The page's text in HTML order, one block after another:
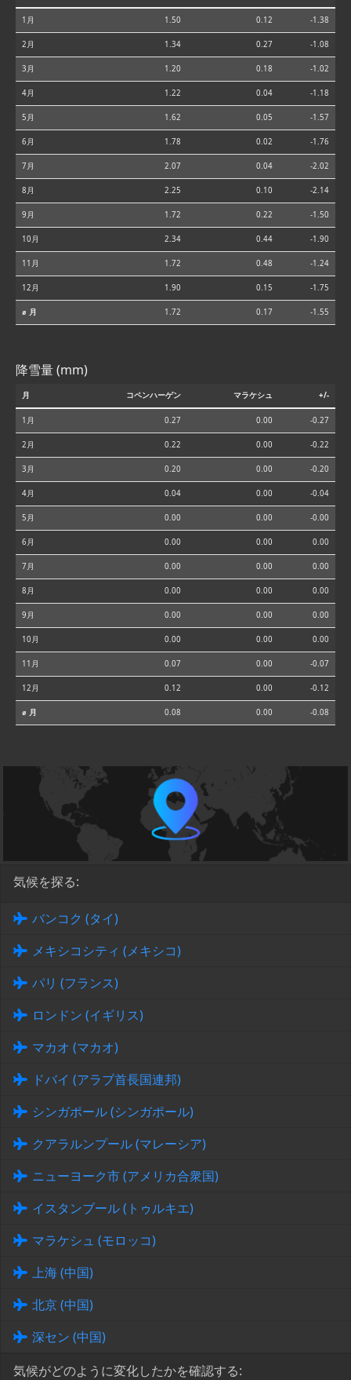
1月 1.50 0.12 -1.38
2月 1.34 0.27 -1.08
3月 1.20 0.18 -1.02
4月 1.22 0.04 -1.18
5月 1.62 0.05 -1.57
6月 1.78 0.02 -1.76
7月 2.07 0.04 -2.02
8月 2.25 0.10 -2.14
9月 1.72 0.22 -1.50
10月 2.34 0.44 -1.90
11月 1.72 0.48 -1.24
12月 1.90 0.15 -1.75
⌀ 月 1.72 0.17 -1.55
降雪量 (mm)
月 コペンハーゲン マラケシュ +/-
1月 0.27 0.00 -0.27
2月 0.22 0.00 -0.22
3月 0.20 0.00 -0.20
4月 0.04 0.00 -0.04
5月 0.00 0.00 -0.00
6月 0.00 0.00 0.00
7月 0.00 0.00 0.00
8月 0.00 0.00 0.00
9月 0.00 0.00 0.00
10月 0.00 0.00 0.00
11月 0.07 0.00 -0.07
12月 0.12 0.00 -0.12
⌀ 月 0.08 0.00 -0.08
気候を探る:
バンコク (タイ)
メキシコシティ (メキシコ)
パリ (フランス)
ロンドン (イギリス)
マカオ (マカオ)
ドバイ (アラブ首長国連邦)
シンガポール (シンガポール)
クアラルンプール (マレーシア)
ニューヨーク市 (アメリカ合衆国)
イスタンブール (トゥルキエ)
マラケシュ (モロッコ)
上海 (中国)
北京 (中国)
深セン (中国)
気候がどのように変化したかを確認する: